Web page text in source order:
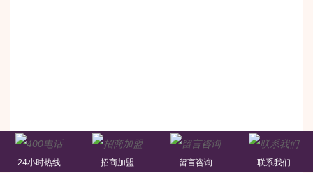
24小时热线 招商加盟 留言咨询 联系我们